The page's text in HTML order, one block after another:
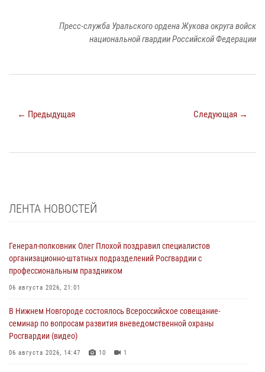
Пресс-служба Уральского ордена Жукова округа войск
национальной гвардии Российской Федерации
← Предыдущая Следующая →
ЛЕНТА НОВОСТЕЙ
Генерал-полковник Олег Плохой поздравил специалистов
организационно-штатных подразделений Росгвардии с
профессиональным праздником
06 августа 2026, 21:01
В Нижнем Новгороде состоялось Всероссийское совещание-
семинар по вопросам развития вневедомственной охраны
Росгвардии (видео)
06 августа 2026, 14:47 10 1